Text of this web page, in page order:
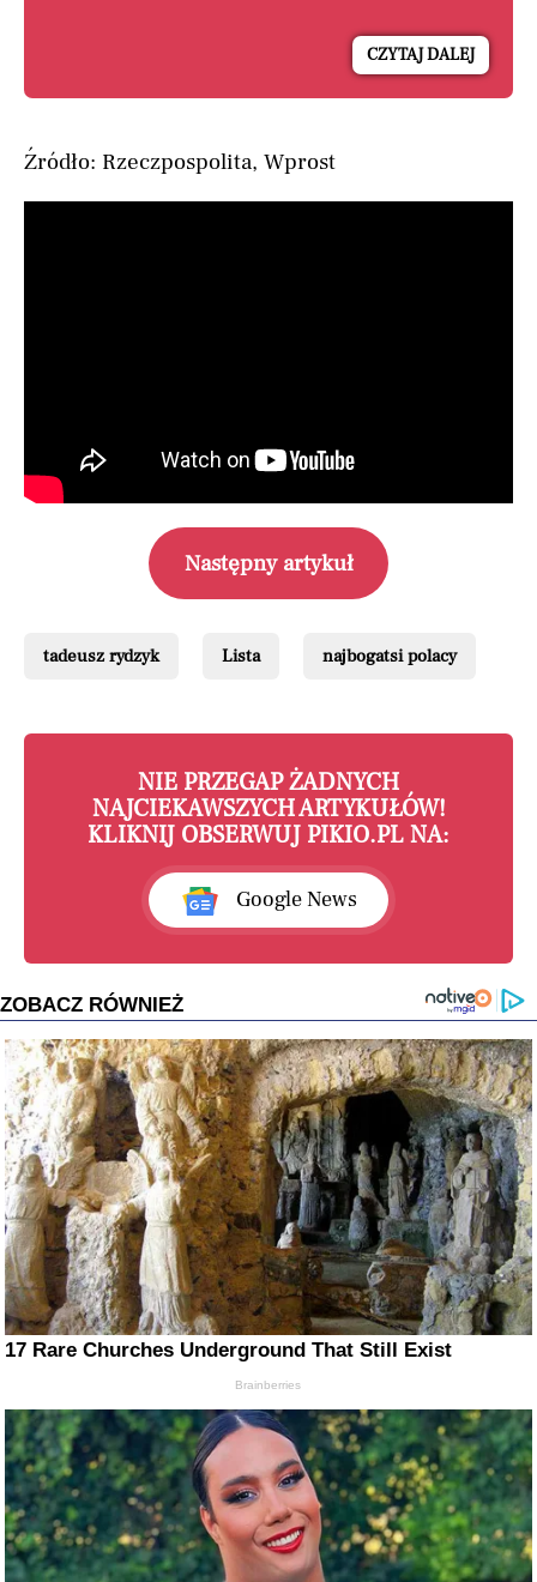
CZYTAJ DALEJ
Źródło: Rzeczpospolita, Wprost
Następny artykuł
tadeusz rydzyk Lista najbogatsi polacy
NIE PRZEGAP ŻADNYCH
NAJCIEKAWSZYCH ARTYKUŁÓW!
KLIKNIJ OBSERWUJ PIKIO.PL NA:
Google News
ZOBACZ RÓWNIEŻ
17 Rare Churches Underground That Still Exist
Brainberries